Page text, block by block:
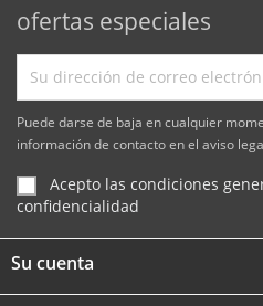
ofertas especiales
Puede darse de baja en cualquier
información de contacto en el aviso
Acepto las condiciones
confidencialidad
Su cuenta